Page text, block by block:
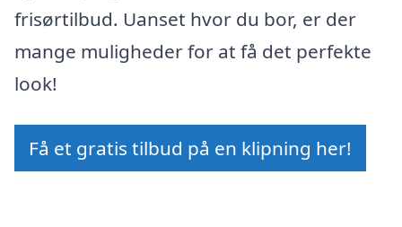
frisørtilbud. Uanset hvor du bor, er der
mange muligheder for at få det perfekte
look!
Få et gratis tilbud på en klipning her!